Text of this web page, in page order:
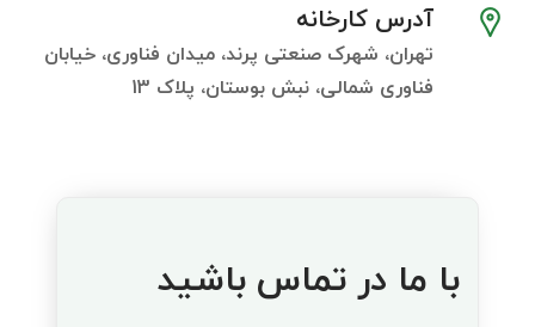
آدرس کارخانه
تهران، شهرک صنعتی پرند، میدان فناوری، خیابان
فناوری شمالی، نبش بوستان، پلاک 13
با ما در تماس باشید